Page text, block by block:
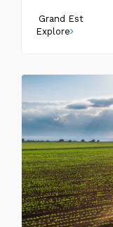
Grand Est
Explore